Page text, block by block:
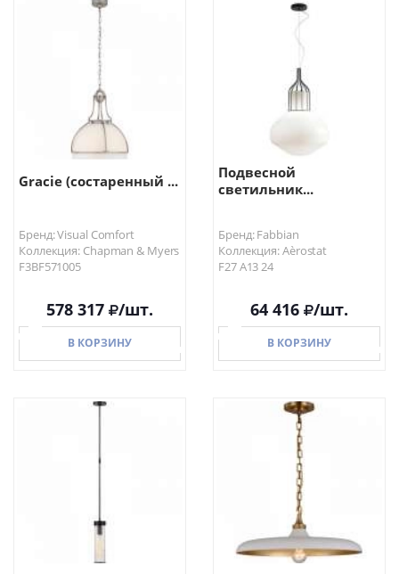
Gracie (состаренный ...
Бренд: Visual Comfort
Коллекция: Chapman & Myers
F3BF571005
578 317 /шт.
В КОРЗИНУ
Подвесной
светильник...
Бренд: Fabbian
Коллекция: Aèrostat
F27 A13 24
64 416 /шт.
В КОРЗИНУ
В КОРЗИНУ